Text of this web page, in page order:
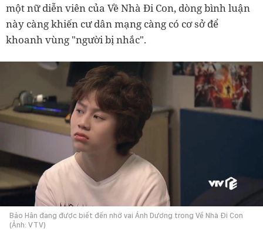
một nữ diễn viên của Về Nhà Đi Con, dòng bình luận
này càng khiến cư dân mạng càng có cơ sở để
khoanh vùng "người bị nhắc".
Bảo Hân đang được biết đến nhờ vai Ánh Dương trong Về Nhà Đi Con
(Ảnh: VTV)